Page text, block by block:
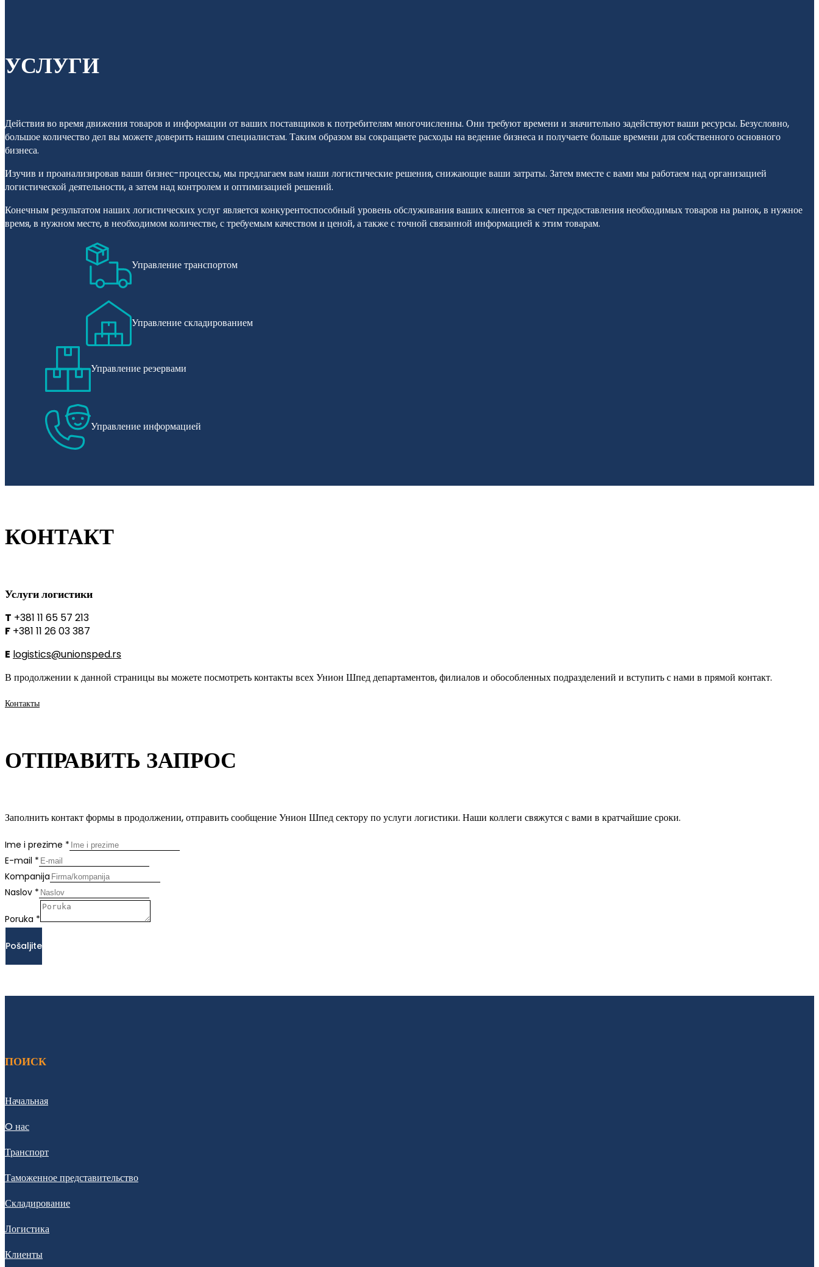
УСЛУГИ
Действия во время движения товаров и информации от ваших поставщиков к потребителям многочисленны. Они требуют времени и значительно задействуют ваши ресурсы. Безусловно,
большое количество дел вы можете доверить нашим специалистам. Таким образом вы сокращаете расходы на ведение бизнеса и получаете больше времени для собственного основного
бизнеса.
Изучив и проанализировав ваши бизнес-процессы, мы предлагаем вам наши логистические решения, снижающие ваши затраты. Затем вместе с вами мы работаем над организацией
логистической деятельности, а затем над контролем и оптимизацией решений.
Конечным результатом наших логистических услуг является конкурентоспособный уровень обслуживания ваших клиентов за счет предоставления необходимых товаров на рынок, в нужное
время, в нужном месте, в необходимом количестве, с требуемым качеством и ценой, а также с точной связанной информацией к этим товарам.
Управление транспортом
Управление складированием
Управление реэервами
Управление информацией
КОНТАКТ
Услуги логистики
T +381 11 65 57 213
F +381 11 26 03 387
E logistics@unionsped.rs
В продолжении к данной страницы вы можете посмотреть контакты всех Унион Шпед департаментов, филиалов и обособленных подразделений и вступить с нами в прямой контакт.
Контакты
ОТПРАВИТЬ ЗАПРОС
Заполнить контакт формы в продолжении, отправить сообщение Унион Шпед сектору по услуги логистики. Наши коллеги свяжутся с вами в кратчайшие сроки.
Ime i prezime *
E-mail *
Kompanija
Naslov *
Poruka *
Pošaljite
ПОИСК
Начальная
O нас
Транспорт
Таможенное представительство
Складирование
Логистика
Клиенты